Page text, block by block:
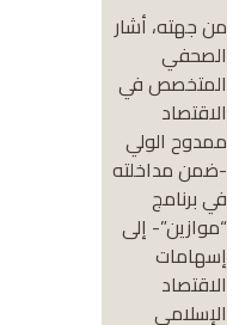
من جهته، أشار
الصحفي
المتخصص في
الاقتصاد
ممدوح الولي
-ضمن مداخلته
في برنامج
“موازين”- إلى
إسهامات
الاقتصاد
الإسلامي